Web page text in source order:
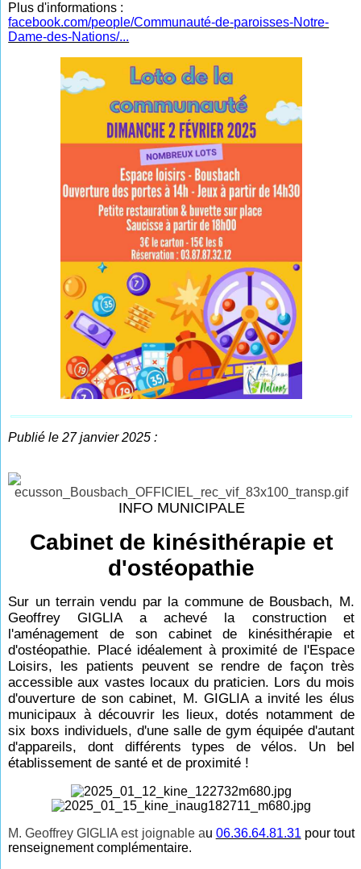
Plus d'informations :
facebook.com/people/Communauté-de-paroisses-Notre-
Dame-des-Nations/...
Publié le 27 janvier 2025 :
INFO MUNICIPALE
Cabinet de kinésithérapie et
d'ostéopathie
Sur un terrain vendu par la commune de Bousbach, M.
Geoffrey GIGLIA a achevé la construction et
l'aménagement de son cabinet de kinésithérapie et
d'ostéopathie. Placé idéalement à proximité de l'Espace
Loisirs, les patients peuvent se rendre de façon très
accessible aux vastes locaux du praticien. Lors du mois
d'ouverture de son cabinet, M. GIGLIA a invité les élus
municipaux à découvrir les lieux, dotés notamment de
six boxs individuels, d'une salle de gym équipée d'autant
d'appareils, dont différents types de vélos. Un bel
établissement de santé et de proximité !
M. Geoffrey GIGLIA est joignable au 06.36.64.81.31 pour tout
renseignement complémentaire.